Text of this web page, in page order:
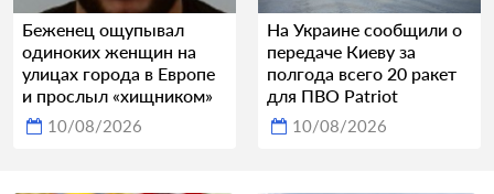
Беженец ощупывал
одиноких женщин на
улицах города в Европе
и прослыл «хищником»
10/08/2026
На Украине сообщили о
передаче Киеву за
полгода всего 20 ракет
для ПВО Patriot
10/08/2026